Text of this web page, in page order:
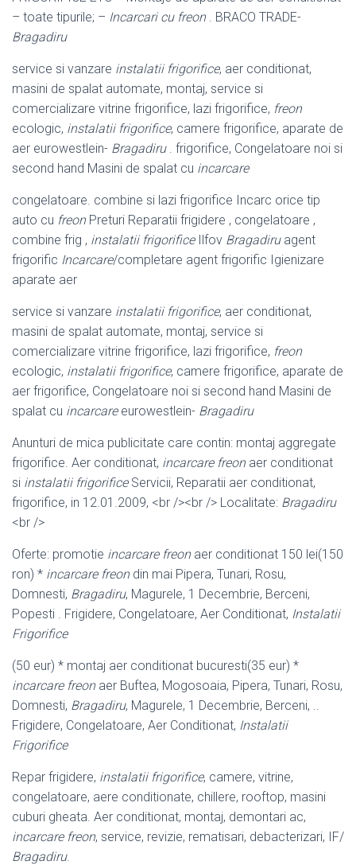
– toate tipurile; – Incarcari cu freon. BRACO TRADE-
Bragadiru
service si vanzare instalatii frigorifice, aer conditionat,
masini de spalat automate, montaj, service si
comercializare vitrine frigorifice, lazi frigorifice, freon
ecologic, instalatii frigorifice, camere frigorifice, aparate de
aer eurowestlein- Bragadiru. frigorifice, Congelatoare noi si
second hand Masini de spalat cu incarcare
congelatoare. combine si lazi frigorifice Incarc orice tip
auto cu freonPreturi Reparatii frigidere , congelatoare ,
combine frig , instalatii frigorificeIlfov Bragadiruagent
frigorific Incarcare/completare agent frigorific Igienizare
aparate aer
service si vanzare instalatii frigorifice, aer conditionat,
masini de spalat automate, montaj, service si
comercializare vitrine frigorifice, lazi frigorifice, freon
ecologic, instalatii frigorifice, camere frigorifice, aparate de
aer frigorifice, Congelatoare noi si second hand Masini de
spalat cu incarcareeurowestlein- Bragadiru
Anunturi de mica publicitate care contin: montaj aggregate
frigorifice. Aer conditionat, incarcare freonaer conditionat
si instalatii frigorificeServicii, Reparatii aer conditionat,
frigorifice, in 12.01.2009, <br /><br /> Localitate: Bragadiru
<br />
Oferte: promotie incarcare freonaer conditionat 150 lei(150
ron) * incarcare freondin mai Pipera, Tunari, Rosu,
Domnesti, Bragadiru, Magurele, 1 Decembrie, Berceni,
Popesti . Frigidere, Congelatoare, Aer Conditionat, Instalatii
Frigorifice
(50 eur) * montaj aer conditionat bucuresti(35 eur) *
incarcare freonaer Buftea, Mogosoaia, Pipera, Tunari, Rosu,
Domnesti, Bragadiru, Magurele, 1 Decembrie, Berceni, ..
Frigidere, Congelatoare, Aer Conditionat, Instalatii
Frigorifice
Repar frigidere, instalatii frigorifice, camere, vitrine,
congelatoare, aere conditionate, chillere, rooftop, masini
cuburi gheata. Aer conditionat, montaj, demontari ac,
incarcare freon, service, revizie, rematisari, debacterizari, IF/
Bragadiru.